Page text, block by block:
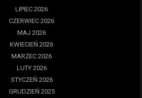
LIPIEC 2026
CZERWIEC 2026
MAJ 2026
KWIECIEŃ 2026
MARZEC 2026
LUTY 2026
STYCZEŃ 2026
GRUDZIEŃ 2025